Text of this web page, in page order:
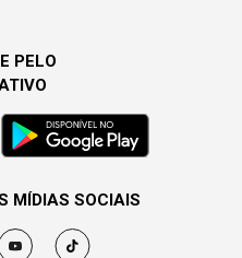
PELO
MÍDIAS SOCIAIS